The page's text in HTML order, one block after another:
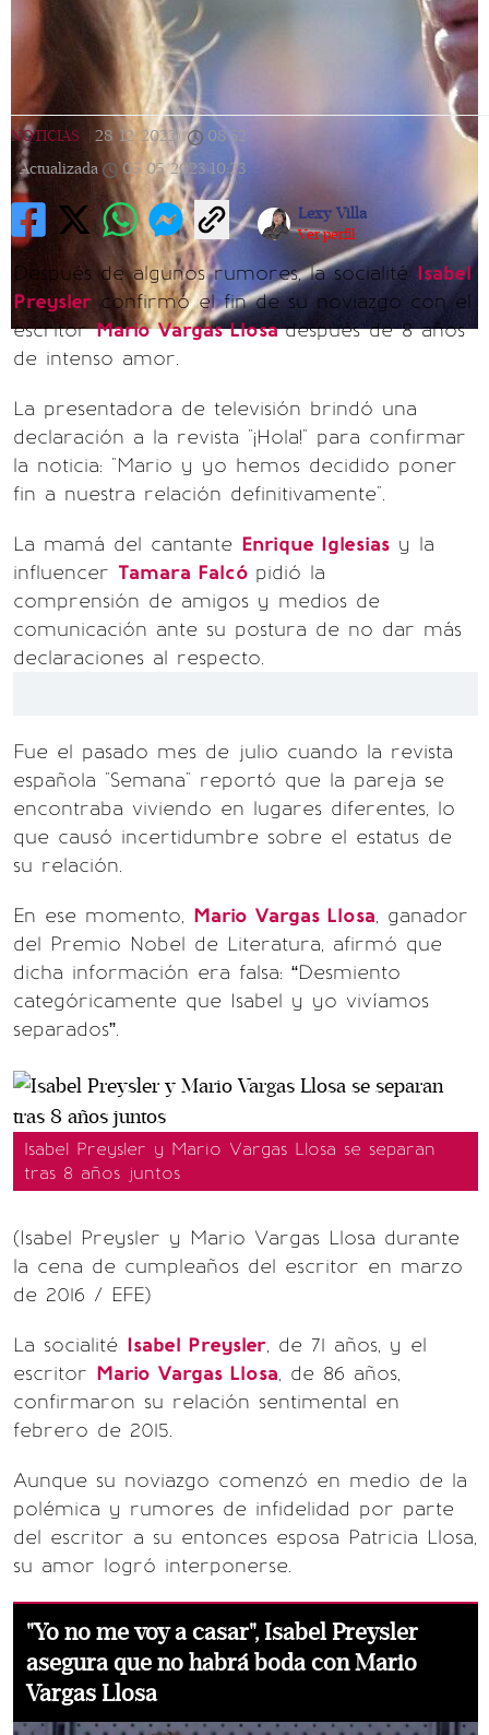
NOTICIAS 28/12/2022 08:52
Actualizada
05/05/2023 10:23
Lexy Villa
Ver perfil
Después de algunos rumores, la socialité Isabel
Preysler confirmó el fin de su noviazgo con el
escritorMario Vargas Llosadespués de 8 años
de intenso amor.
La presentadora de televisión brindó una
declaración a la revista "¡Hola!" para confirmar
la noticia: "Mario y yo hemos decidido poner
fin a nuestra relación definitivamente".
La mamá del cantante Enrique Iglesias y la
influencer Tamara Falcó pidió la
comprensión de amigos y medios de
comunicación ante su postura de no dar más
declaraciones al respecto.
Fue el pasado mes de julio cuando la revista
española "Semana" reportó que la pareja se
encontraba viviendo en lugares diferentes, lo
que causó incertidumbre sobre el estatus de
su relación.
En ese momento, Mario Vargas Llosa, ganador
del Premio Nobel de Literatura, afirmó que
dicha información era falsa: “Desmiento
categóricamente que Isabel y yo vivíamos
separados”.
Isabel Preysler y Mario Vargas Llosa se separan
tras 8 años juntos
(Isabel Preysler y Mario Vargas Llosa durante
la cena de cumpleaños del escritor en marzo
de 2016 / EFE)
La socialité Isabel Preysler, de 71 años, y el
escritor Mario Vargas Llosa, de 86 años,
confirmaron su relación sentimental en
febrero de 2015.
Aunque su noviazgo comenzó en medio de la
polémica y rumores de infidelidad por parte
del escritor a su entonces esposa Patricia Llosa,
su amor logró interponerse.
"Yo no me voy a casar", Isabel Preysler
asegura que no habrá boda con Mario
Vargas Llosa